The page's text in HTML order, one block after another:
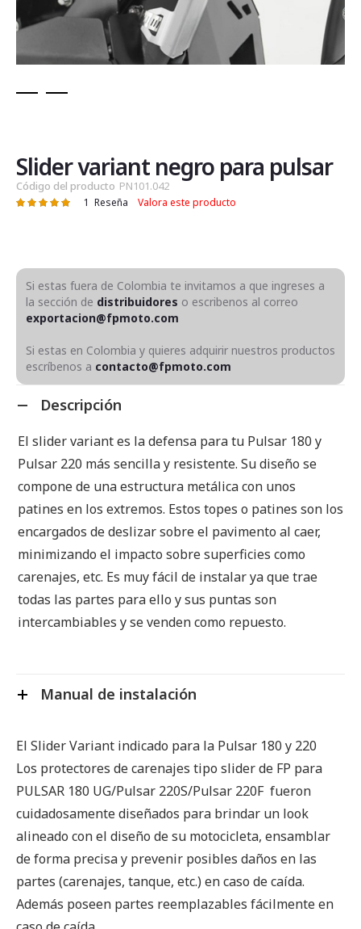
de
la
galería
de
Slider variant negro para pulsar
Código del producto PN101.042
Valoración: 1 Reseña Valora este producto
Si estas fuera de Colombia te invitamos a que ingreses a
la sección de distribuidores o escribenos al correo
exportacion@fpmoto.com
Si estas en Colombia y quieres adquirir nuestros productos
escríbenos a contacto@fpmoto.com
Descripción
El slider variant es la defensa para tu Pulsar 180 y
Pulsar 220 más sencilla y resistente. Su diseño se
compone de una estructura metálica con unos
patines en los extremos. Estos topes o patines son los
encargados de deslizar sobre el pavimento al caer,
minimizando el impacto sobre superficies como
carenajes, etc. Es muy fácil de instalar ya que trae
todas las partes para ello y sus puntas son
intercambiables y se venden como repuesto.
Manual de instalación
El Slider Variant indicado para la Pulsar 180 y 220
Los protectores de carenajes tipo slider de FP para
PULSAR 180 UG/Pulsar 220S/Pulsar 220F fueron
cuidadosamente diseñados para brindar un look
alineado con el diseño de su motocicleta, ensamblar
de forma precisa y prevenir posibles daños en las
partes (carenajes, tanque, etc.) en caso de caída.
Además poseen partes reemplazables fácilmente en